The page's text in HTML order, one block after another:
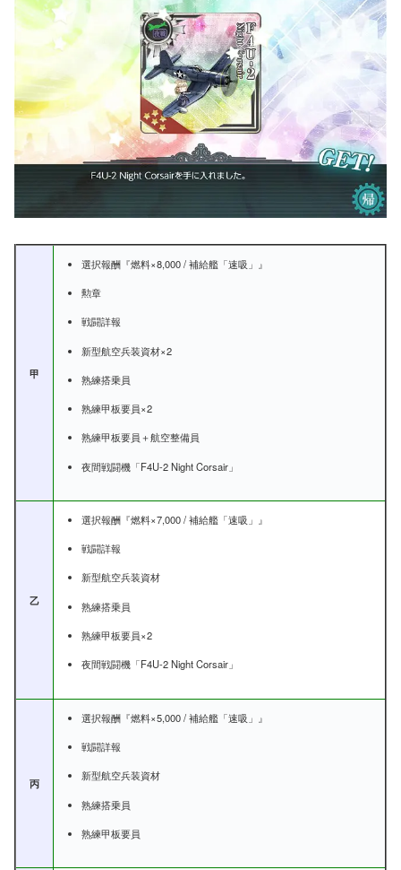
甲
選択報酬『燃料×8,000 / 補給艦「速吸」』
勲章
戦闘詳報
新型航空兵装資材×2
熟練搭乗員
熟練甲板要員×2
熟練甲板要員＋航空整備員
夜間戦闘機「F4U-2 Night Corsair」
乙
選択報酬『燃料×7,000 / 補給艦「速吸」』
戦闘詳報
新型航空兵装資材
熟練搭乗員
熟練甲板要員×2
夜間戦闘機「F4U-2 Night Corsair」
丙
選択報酬『燃料×5,000 / 補給艦「速吸」』
戦闘詳報
新型航空兵装資材
熟練搭乗員
熟練甲板要員